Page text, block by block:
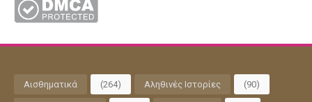
Αισθηματικά (264) Αληθινές Ιστορίες (90)